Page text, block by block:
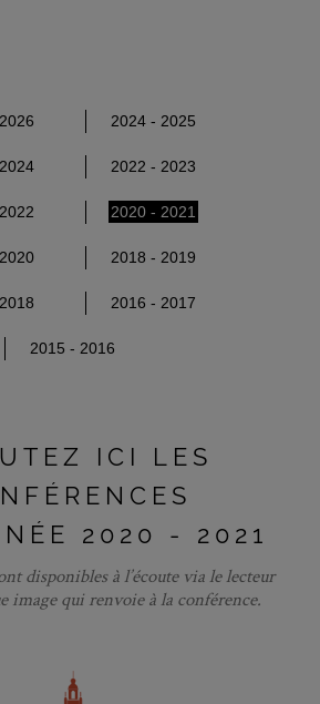
2024 - 2025
2022 - 2023
2020 - 2021
2018 - 2019
2016 - 2017
2015 - 2016
ICI LES
2020 - 2021
disponibles à l’écoute via le lecteur
image qui renvoie à la conférence.